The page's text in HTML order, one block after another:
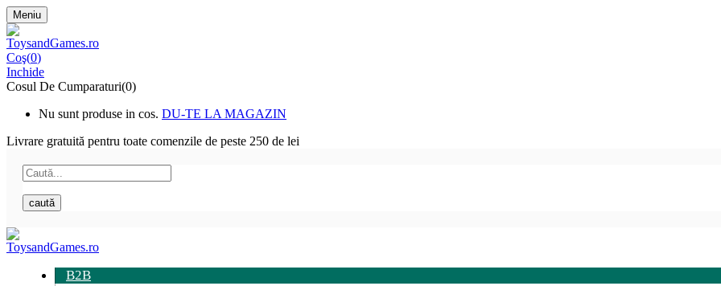
Meniu
Coş(0)
Inchide
Cosul De Cumparaturi(0)
Nu sunt produse in cos. DU-TE LA MAGAZIN
Livrare gratuită pentru toate comenzile de peste 250 de lei
caută
B2B